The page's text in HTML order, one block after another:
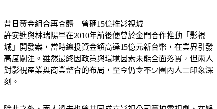
昔日黃金組合再合體　曾砸15億推影視城
許安進與林瑞陽早在2010年前後便曾於金門合作推動「影視
城」開發案，當時總投資金額高達15億元新台幣，在業界引發
高度關注。雖然最終因政策與環境因素未能全面落實，但兩人
對影視產業與商業整合的布局，至今仍令不少圈內人士印象深